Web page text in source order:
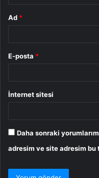
Ad *
E-posta *
İnternet sitesi
Daha sonraki
adresim ve site adresim bu